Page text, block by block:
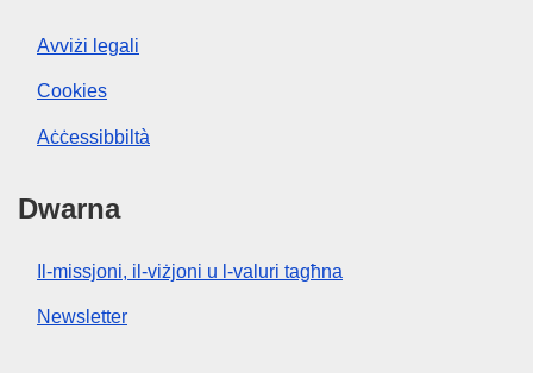
Avviżi legali
Cookies
Aċċessibbiltà
Dwarna
Il-missjoni, il-viżjoni u l-valuri tagħna
Newsletter